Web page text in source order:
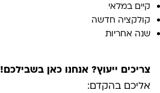
קיים במלאי
קולקציה חדשה
שנה אחריות
צריכים ייעוץ? אנחנו כאן בשבילכם!
אליכם בהקדם: